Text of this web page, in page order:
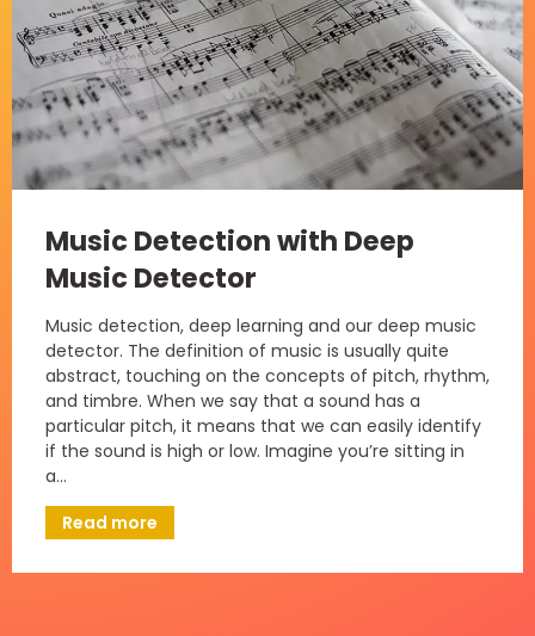
Music Detection with Deep
Music Detector
Music detection, deep learning and our deep music
detector. The definition of music is usually quite
abstract, touching on the concepts of pitch, rhythm,
and timbre. When we say that a sound has a
particular pitch, it means that we can easily identify
if the sound is high or low. Imagine you’re sitting in
a…
Read more